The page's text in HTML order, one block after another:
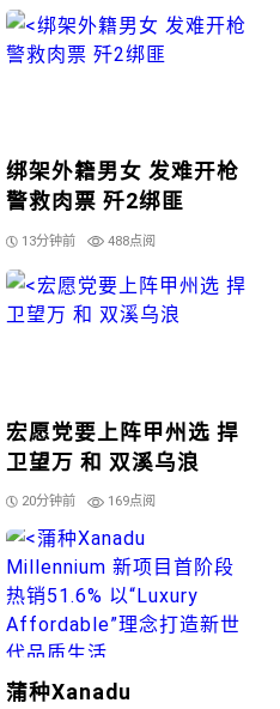
绑架外籍男女 发难开枪
警救肉票 歼2绑匪
13分钟前 488点阅
宏愿党要上阵甲州选 捍
卫望万 和 双溪乌浪
20分钟前 169点阅
蒲种Xanadu